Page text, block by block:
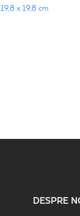
19,8 x 19,8 cm
DESPRE